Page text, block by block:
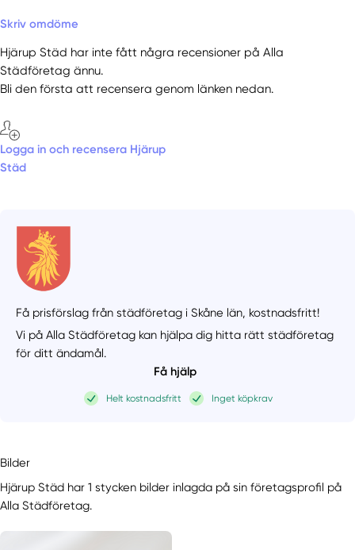
Skriv omdöme
Hjärup Städ har inte fått några recensioner på Alla
Städföretag ännu.
Bli den första att recensera genom länken nedan.
Logga in och recensera Hjärup
Städ
Få prisförslag från städföretag i Skåne län, kostnadsfritt!
Vi på Alla Städföretag kan hjälpa dig hitta rätt städföretag
för ditt ändamål.
Få hjälp
Helt kostnadsfritt Inget köpkrav
Bilder
Hjärup Städ har 1 stycken bilder inlagda på sin företagsprofil på
Alla Städföretag.